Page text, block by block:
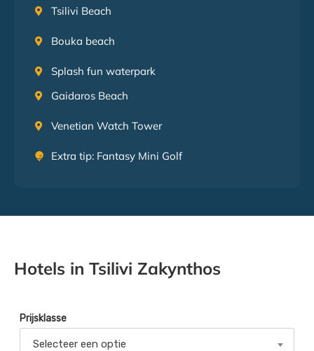
Tsilivi Beach
Bouka beach
Splash fun waterpark
Gaidaros Beach
Venetian Watch Tower
Extra tip: Fantasy Mini Golf
Hotels in Tsilivi Zakynthos
Prijsklasse
Selecteer een optie